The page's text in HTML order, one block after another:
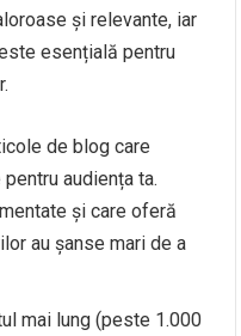
și relevante, iar
esențială pentru
de blog care
audiența ta.
și care oferă
au șanse mari de a
mai lung (peste 1.000